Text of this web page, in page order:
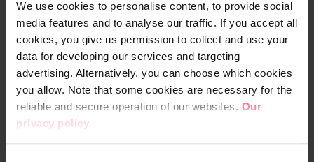
We use cookies to personalise content, to provide social
media features and to analyse our traffic. If you accept all
cookies, you give us permission to collect and use your
data for developing our services and targeting
advertising. Alternatively, you can choose which cookies
you allow. Note that some cookies are necessary for the
reliable and secure operation of our websites. Our
privacy policy.
Sosiaali- ja terveyssektorin tiedon
jakamisen haasteita ratkomassa
Yksi sosiaali- ja terveyspalvelujen
suurimmista uudistamisen esteistä ovat
olleet nykyiset tietojärjestelmät, jotka eivät